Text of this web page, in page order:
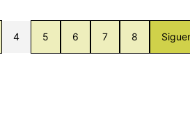
4 5 6 7 8